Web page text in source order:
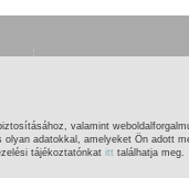
valamint
adatokkal, amelyeket Ön adott
tájékoztatónkat itt találhatja meg.